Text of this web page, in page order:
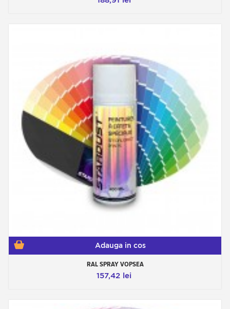
Adauga in cos
RAL SPRAY VOPSEA
157,42 lei